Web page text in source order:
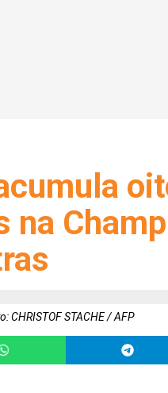
na
CHRISTOF STACHE / AFP